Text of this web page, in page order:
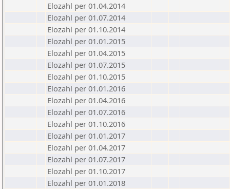
Elozahl per 01.04.2014
Elozahl per 01.07.2014
Elozahl per 01.10.2014
Elozahl per 01.01.2015
Elozahl per 01.04.2015
Elozahl per 01.07.2015
Elozahl per 01.10.2015
Elozahl per 01.01.2016
Elozahl per 01.04.2016
Elozahl per 01.07.2016
Elozahl per 01.10.2016
Elozahl per 01.01.2017
Elozahl per 01.04.2017
Elozahl per 01.07.2017
Elozahl per 01.10.2017
Elozahl per 01.01.2018